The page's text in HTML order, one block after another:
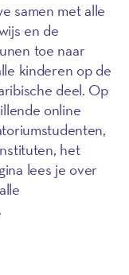
samen met alle
en de
toe naar
kinderen op de
deel. Op
online
het
lees je over